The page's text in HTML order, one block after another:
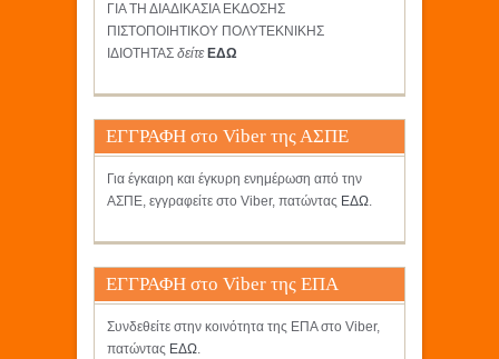
ΓΙΑ ΤΗ ΔΙΑΔΙΚΑΣΙΑ ΕΚΔΟΣΗΣ
ΠΙΣΤΟΠΟΙΗΤΙΚΟΥ ΠΟΛΥΤΕΚΝΙΚΗΣ
ΙΔΙΟΤΗΤΑΣ δείτε ΕΔΩ
ΕΓΓΡΑΦΗ στο Viber της ΑΣΠΕ
Για έγκαιρη και έγκυρη ενημέρωση από την
ΑΣΠΕ, εγγραφείτε στο Viber, πατώντας ΕΔΩ.
ΕΓΓΡΑΦΗ στο Viber της ΕΠΑ
Συνδεθείτε στην κοινότητα της ΕΠΑ στο Viber,
πατώντας ΕΔΩ.